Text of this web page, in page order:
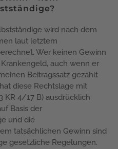
wird nach dem
laut letztem
Wer keinen Gewinn
auch wenn er
Beitragssatz gezahlt
diese Rechtslage mit
KR 4/17 B) ausdrücklich
Basis der
und die
tatsächlichen Gewinn sind
gesetzliche Regelungen.